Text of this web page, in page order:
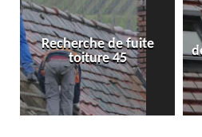
Entreprise
démoussage de toiture
45